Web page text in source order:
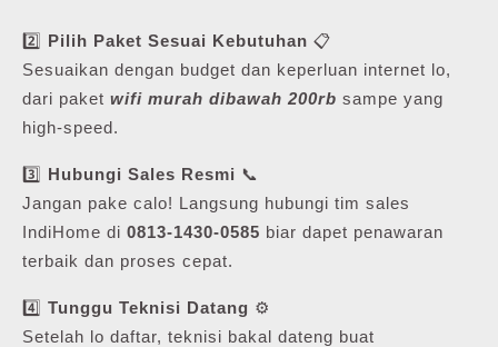
2️⃣ Pilih Paket Sesuai Kebutuhan 📋
Sesuaikan dengan budget dan keperluan internet lo,
dari paket wifi murah dibawah 200rb sampe yang
high-speed.
3️⃣ Hubungi Sales Resmi 📞
Jangan pake calo! Langsung hubungi tim sales
IndiHome di 0813-1430-0585 biar dapet penawaran
terbaik dan proses cepat.
4️⃣ Tunggu Teknisi Datang ⚙️
Setelah lo daftar, teknisi bakal dateng buat